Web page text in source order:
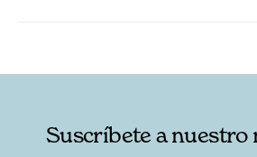
Suscríbete a